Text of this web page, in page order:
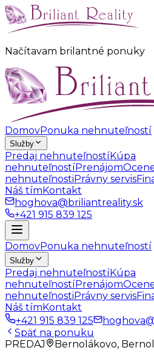
Načítavam brilantné ponuky
DomovPonuka nehnuteľností
Služby
Predaj nehnuteľnostíKúpa
nehnuteľnostíPrenájom
nehnuteľnostiPrávny servis
Náš tímKontakt
hoghova@briliantreality.sk
+421 915 839 125
DomovPonuka nehnuteľností
Služby
Predaj nehnuteľnostíKúpa
nehnuteľnostíPrenájom
nehnuteľnostiPrávny servis
Náš tímKontakt
+421 915 839 125
Späť na ponuku
PREDAJ
Bernolákovo,